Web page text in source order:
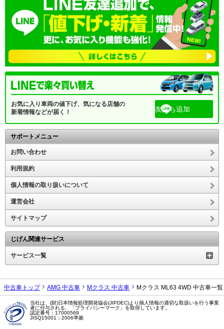
お気に入り車両の値下げ、気になる店舗の
新着情報などが届く！
友だち追加
サポートメニュー
お問い合わせ
利用規約
個人情報の取り扱いについて
運営会社
サイトマップ
じげん関連サービス
サービス一覧
中古車トップ AMG 中古車 Mクラス 中古車 Mクラス ML63 4WD 中古車一覧
当社は、(財)日本情報処理開発協会(JIPDEC)より個人情報の適切な取扱いを行う事業
者に付与される、「プライバシーマーク」を取得しています。
認定番号：17000569
JISQ15001：2006準拠